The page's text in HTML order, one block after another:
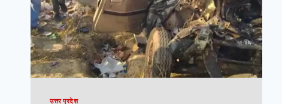
उत्तर प्रदेश